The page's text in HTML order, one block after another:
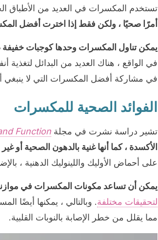
تستخدم المكسرات في العديد من الأطباق
أمرًا صحيًا ، ولكن فقط إذا اخترت أفضل
يمكن تناول المكسرات وحدها كوجبات
في الواقع ، هناك العديد من البدائل لتغذية
في مشاركة أفضل المكسرات التي لا ينبغي
الفوائد الصحية للمكسرات
تشير دراسة نشرت في مجلة Function
الأكسدة ، كما أنها غنية بالدهون الصحية أو
على أحماض الأوليك واللينوليك الدهنية ، بالإضافة إلى أوميغا 3
يمكن أن تساعد مكونات المكسرات في
لتحقيقات مختلفة. وبالتالي ، يمكنها أيضًا
مما يقلل من خطر الإصابة بالنوبات القلبية.